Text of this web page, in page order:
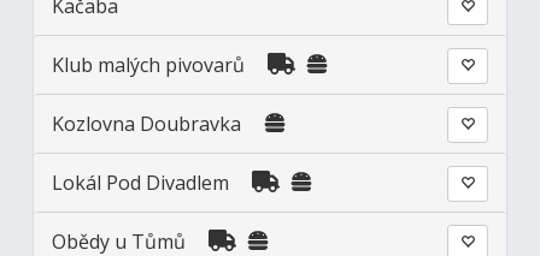
Kačaba
Klub malých pivovarů
Kozlovna Doubravka
Lokál Pod Divadlem
Obědy u Tůmů